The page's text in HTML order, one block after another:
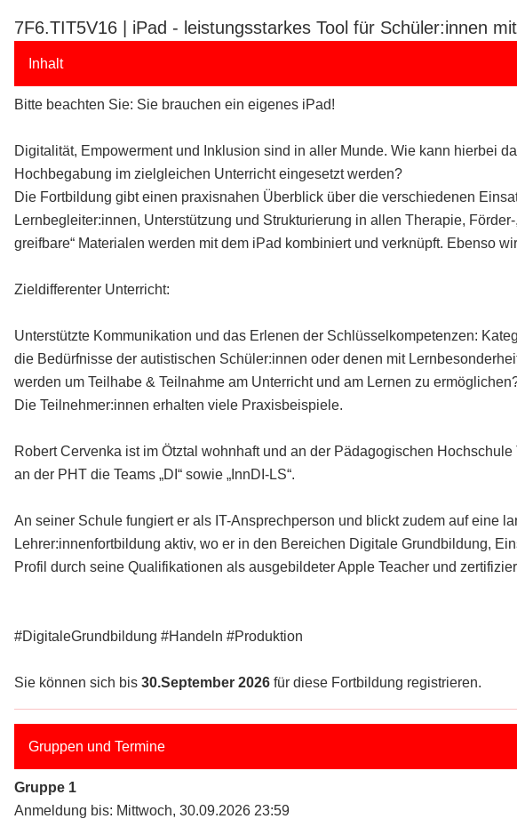
7F6.TIT5V16 | iPad - leistungsstarkes Tool für Schüler:innen
Inhalt
Bitte beachten Sie: Sie brauchen ein eigenes iPad!
Digitalität, Empowerment und Inklusion sind in aller Munde. Wie kann hierbei
Hochbegabung im zielgleichen Unterricht eingesetzt werden?
Die Fortbildung gibt einen praxisnahen Überblick über die verschiedenen
Lernbegleiter:innen, Unterstützung und Strukturierung in allen Therapie,
greifbare“ Materialen werden mit dem iPad kombiniert und verknüpft. Ebenso
Zieldifferenter Unterricht:
Unterstützte Kommunikation und das Erlenen der Schlüsselkompetenzen:
die Bedürfnisse der autistischen Schüler:innen oder denen mit
werden um Teilhabe & Teilnahme am Unterricht und am Lernen zu
Die Teilnehmer:innen erhalten viele Praxisbeispiele.
Robert Cervenka ist im Ötztal wohnhaft und an der Pädagogischen
an der PHT die Teams „DI“ sowie „InnDI-LS“.
An seiner Schule fungiert er als IT-Ansprechperson und blickt zudem auf eine
Lehrer:innenfortbildung aktiv, wo er in den Bereichen Digitale Grundbildung,
Profil durch seine Qualifikationen als ausgebildeter Apple Teacher und
#DigitaleGrundbildung #Handeln #Produktion
Sie können sich bis 30.September 2026 für diese Fortbildung registrieren.
Gruppen und Termine
Gruppe 1
Anmeldung bis: Mittwoch, 30.09.2026 23:59